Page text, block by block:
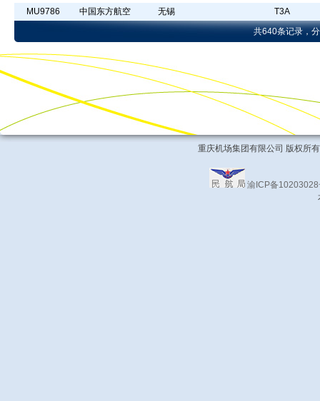
MU9786
中国东方航空 无锡
T3A
共640条记录，
重庆机场集团有限公司 版权所
渝ICP备10203028